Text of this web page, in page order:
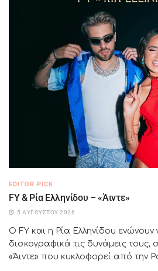
EDITOR PICK
FY & Ρία Ελληνίδου – «Άιντε»
5 ΑΥΓΟΎΣΤΟΥ 2026
Ο FY και η Ρία Ελληνίδου
δισκογραφικά τις δυνάμεις τους,
«Άιντε» που κυκλοφορεί από την